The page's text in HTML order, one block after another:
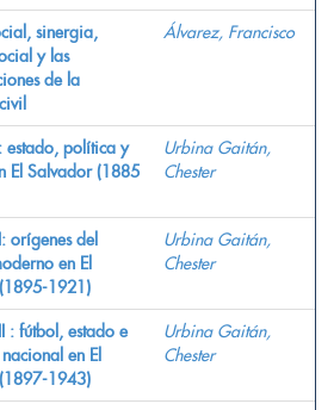
sinergia,
y las
de la
Álvarez, Francisco
estado, política y
El Salvador (1885
Urbina Gaitán,
Chester
orígenes del
en El
1921)
Urbina Gaitán,
Chester
: fútbol, estado e
en El
1943)
Urbina Gaitán,
Chester